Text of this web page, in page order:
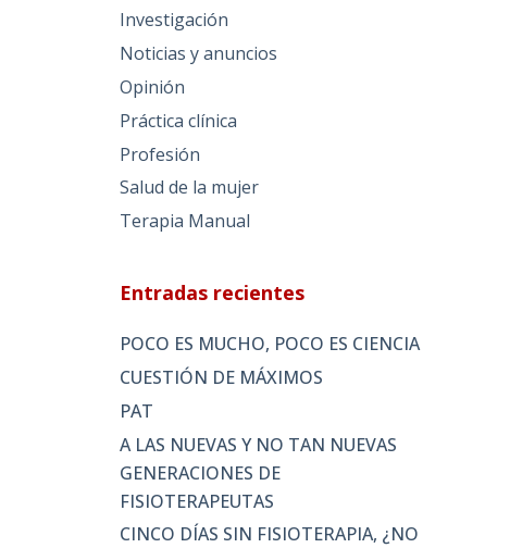
Investigación
Noticias y anuncios
Opinión
Práctica clínica
Profesión
Salud de la mujer
Terapia Manual
Entradas recientes
POCO ES MUCHO, POCO ES CIENCIA
CUESTIÓN DE MÁXIMOS
PAT
A LAS NUEVAS Y NO TAN NUEVAS
GENERACIONES DE
FISIOTERAPEUTAS
CINCO DÍAS SIN FISIOTERAPIA, ¿NO